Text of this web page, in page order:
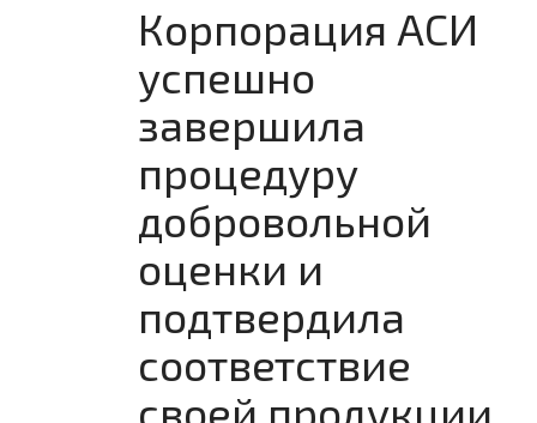
Корпорация АСИ
успешно
завершила
процедуру
добровольной
оценки и
подтвердила
соответствие
своей продукции